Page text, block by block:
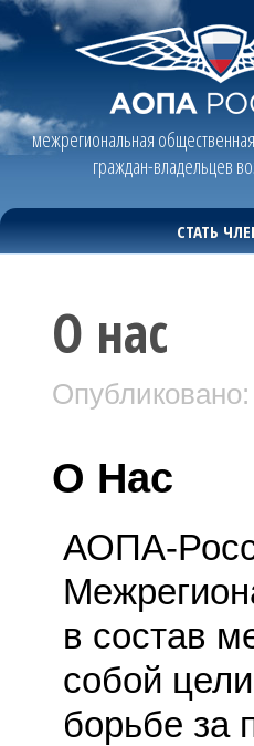
межрегиональная
граждан-владельцев
СТАТЬ
О нас
О Нас
АОПА-
в состав
собой
борьбе за